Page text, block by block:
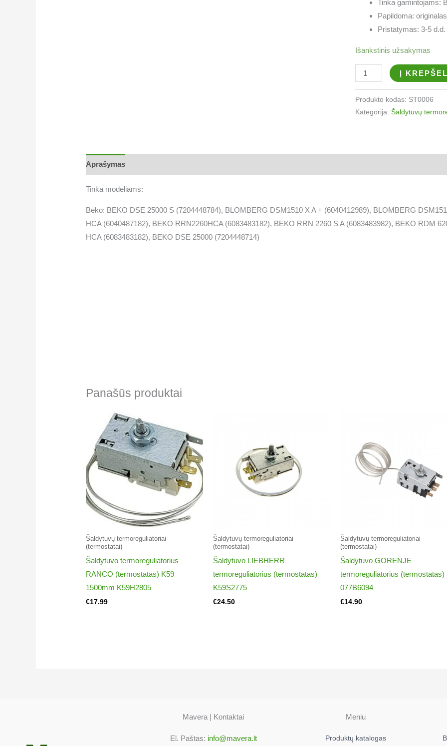
Tinka gamintojams:
Papildoma: originalas
Pristatymas: 3-5 d.d.
Išankstinis užsakymas
Į
Produkto kodas: ST0006
Kategorija: Šaldytuvų
Aprašymas
Tinka modeliams:
Beko: BEKO DSE 25000 S (7204448784), BLOMBERG DSM1510 X A + (6040412989), BLOMBERG
HCA (6040487182), BEKO RRN2260HCA (6083483182), BEKO RRN 2260 S A (6083483982), BEKO RDM
HCA (6083483182), BEKO DSE 25000 (7204448714)
Panašūs produktai
Šaldytuvų termoreguliatoriai​
(termostatai)
Šaldytuvo termoreguliatorius
RANCO (termostatas) K59
1500mm K59H2805
€17.99
Šaldytuvų termoreguliatoriai​
(termostatai)
Šaldytuvo LIEBHERR
termoreguliatorius (termostatas)
K59S2775
€24.50
Šaldytuvų termoreguliatoriai​
(termostatai)
Šaldytuvo GORENJE
termoreguliatorius (termostatas)
077B6094
€14.90
Mavera | Kontaktai
El. Paštas: info@mavera.lt
Meniu
Produktų katalogas